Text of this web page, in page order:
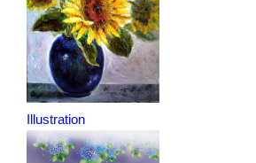
Illustration